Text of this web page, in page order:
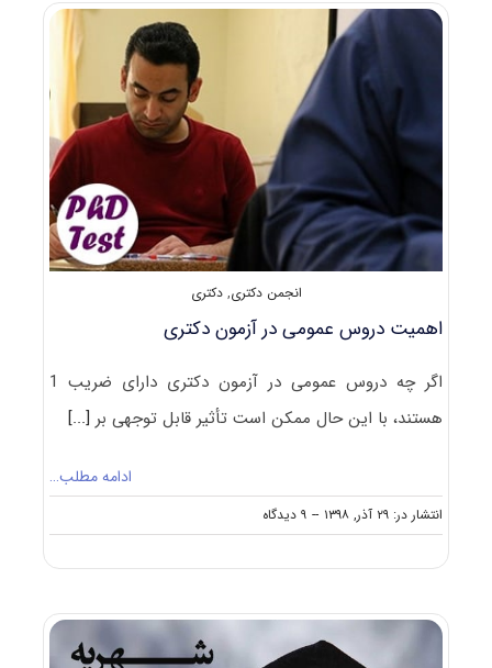
انجمن دکتری,دکتری
اهمیت دروس عمومی در آزمون دکتری
اگر چه دروس عمومی در آزمون دکتری دارای ضریب 1
هستند، با این حال ممکن است تأثیر قابل توجهی بر [...]
ادامه مطلب…
انتشار در: ۲۹ آذر, ۱۳۹۸ -- ۹ دیدگاه
on
اهمیت
آزمون